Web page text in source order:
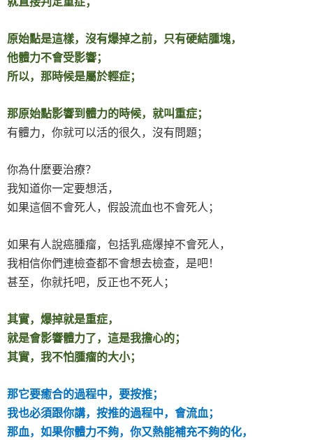
原始點是這樣，沒有爆掉之前，只有硬結腫塊，
他體力不會受影響；
所以，那時候是屬於輕症；
那原始點影響到體力的時候，就叫重症；
有體力，你就可以活的很久，沒有問題；
你為什麼要治療？
我知道你一定要想活，
如果這個不會死人，假設流血也不會死人；
如果有人說癌腫瘤，包括乳癌爆掉不會死人，
我相信你們連檢查都不會想去檢查，是吧！
甚至，你就托吧，反正也不死人；
其實，爆掉就是重症，
就是會影響體力了，這是我擔心的；
其實，我不怕腫瘤的大小；
那它要癒合的過程中，要按推；
我也必須跟你講，按推的過程中，會流血；
那血，如果你體力不夠，你又熱能補充不夠的化，